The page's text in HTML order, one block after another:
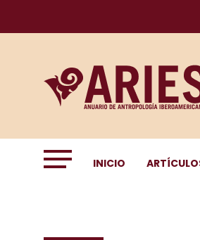
INICIO